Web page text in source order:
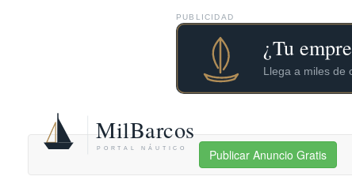
PUBLICIDAD
Publicar Anuncio Gratis